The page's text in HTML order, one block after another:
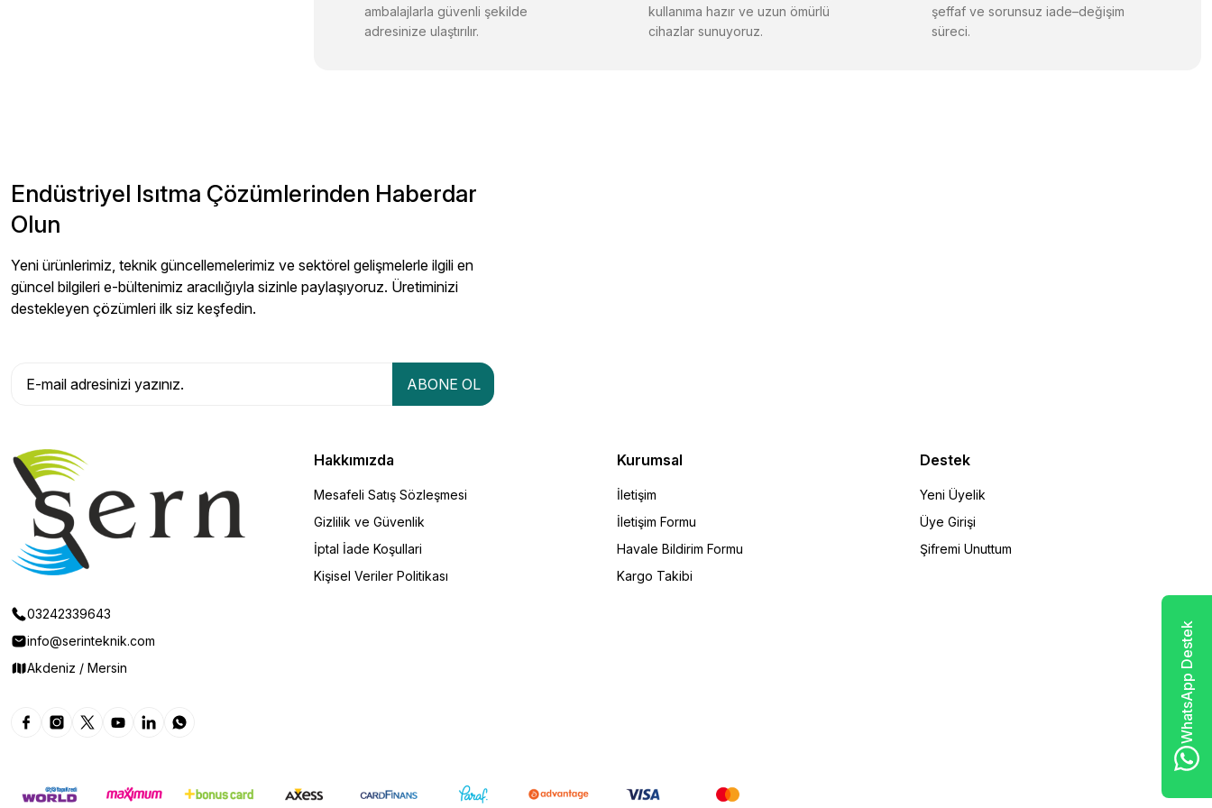
ambalajlarla güvenli şekilde
adresinize ulaştırılır.
kullanıma hazır ve uzun ömürlü
cihazlar sunuyoruz.
şeffaf ve sorunsuz iade–değişim
süreci.
Endüstriyel Isıtma Çözümlerinden Haberdar
Olun
Yeni ürünlerimiz, teknik güncellemelerimiz ve sektörel gelişmelerle ilgili en
güncel bilgileri e-bültenimiz aracılığıyla sizinle paylaşıyoruz. Üretiminizi
destekleyen çözümleri ilk siz keşfedin.
ABONE OL
03242339643
info@serinteknik.com
Akdeniz / Mersin
Hakkımızda
Mesafeli Satış Sözleşmesi
Gizlilik ve Güvenlik
İptal İade Koşullari
Kişisel Veriler Politikası
Kurumsal
İletişim
İletişim Formu
Havale Bildirim Formu
Kargo Takibi
Destek
Yeni Üyelik
Üye Girişi
Şifremi Unuttum
WhatsApp Destek